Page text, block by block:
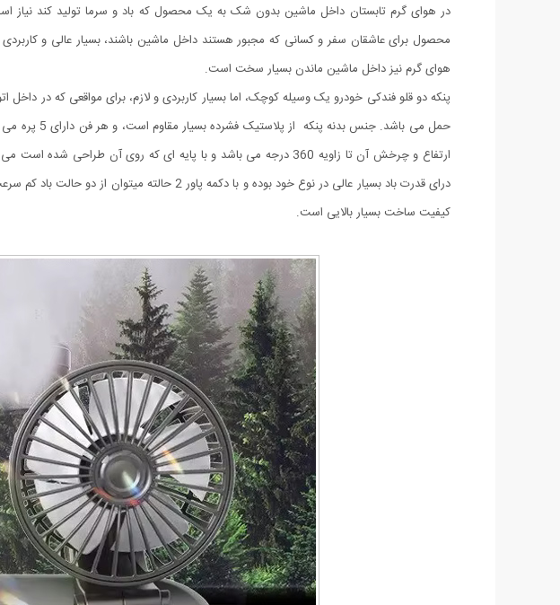
در هوای گرم تابستان داخل ماشین بدون شک به یک محصول که باد و سرما تولید کند نیاز
محصول برای عاشقان سفر و کسانی که مجبور هستند داخل ماشین باشند، بسیار عالی و
هوای گرم نیز داخل ماشین ماندن بسیار سخت است.
پنکه دو قلو فندکی خودرو یک وسیله کوچک، اما بسیار کاربردی و لازم، برای مواقعی که در
ارتفاع و چرخش آن تا زاویه 360 درجه می باشد و با پایه ای که روی
درای قدرت باد بسیار عالی در نوع خود بوده و با
کیفیت ساخت بسیار بالایی است.